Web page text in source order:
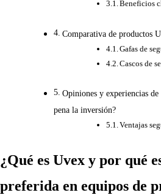
Beneficios
Comparativa de productos
Gafas de
Cascos de
Opiniones y experiencias
pena la inversión?
Ventajas
¿Qué es Uvex y por qué
preferida en equipos de